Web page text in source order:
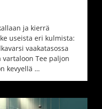
ja kierrä
useista eri kulmista:
vaakatasossa
vartaloon Tee paljon
kevyellä …